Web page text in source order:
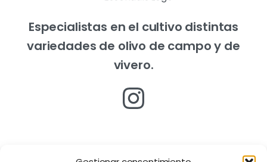
Especialistas en el cultivo distintas
variedades de olivo de campo y de
vivero.